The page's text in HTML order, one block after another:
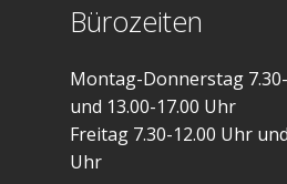
Bürozeiten
Montag-Donnerstag
und 13.00-17.00 Uhr
Freitag 7.30-12.00 Uhr
Uhr